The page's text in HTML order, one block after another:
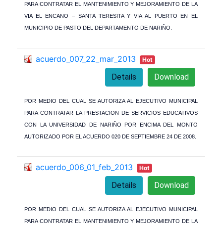
PARA CONTRATAR EL MANTENIMIENTO Y MEJORAMIENTO DE LA
VIA EL ENCANO – SANTA TERESITA Y VIA AL PUERTO EN EL
MUNICIPIO DE PASTO DEL DEPARTAMENTO DE NARIÑO.
acuerdo_007_22_mar_2013 Hot
Download
Details
POR MEDIO DEL CUAL SE AUTORIZA AL EJECUTIVO MUNICIPAL
PARA CONTRATAR LA PRESTACION DE SERVICIOS EDUCATIVOS
CON LA UNIVERSIDAD DE NARIÑO POR ENCIMA DEL MONTO
AUTORIZADO POR EL ACUERDO 020 DE SEPTIEMBRE 24 DE 2008.
acuerdo_006_01_feb_2013 Hot
Download
Details
POR MEDIO DEL CUAL SE AUTORIZA AL EJECUTIVO MUNICIPAL
PARA CONTRATAR EL MANTENIMIENTO Y MEJORAMIENTO DE LA